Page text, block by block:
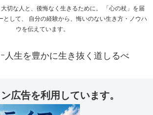
切な人と、後悔なく生きるために。 「心の杖」を届
として、 自分の経験から、悔いのない生き方・ノウハ
ウを伝えています。
人生を豊かに生き抜く道しるべ
広告を利用しています。